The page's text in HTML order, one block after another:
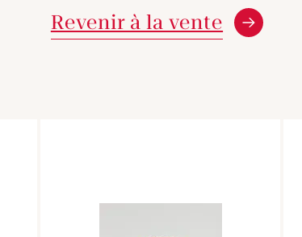
Revenir à la vente